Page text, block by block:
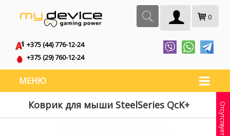
0
+375 (44) 776-12-24
+375 (29) 760-12-24
МЕНЮ
Коврик для мыши SteelSeries QcK+ Отсутствует